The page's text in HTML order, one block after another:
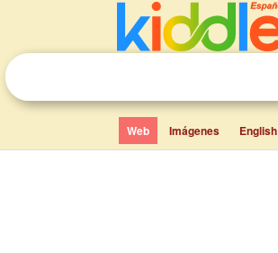
Web Imágenes English